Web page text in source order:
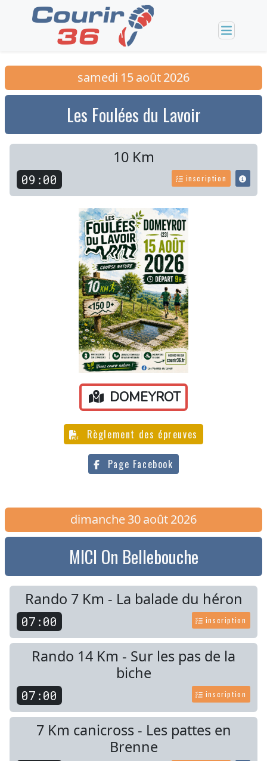
samedi 15août2026
Les Foulées du Lavoir
10 Km
09:00 inscription
DOMEYROT
Règlement des épreuves
Page Facebook
dimanche30août2026
MICI On Bellebouche
Rando 7 Km - La balade du héron
07:00 inscription
Rando 14 Km - Sur les pas de la
biche
07:00 inscription
7 Km canicross - Les pattes en
Brenne